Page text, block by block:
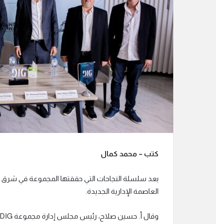
ر
و
ا
كتب – محمد كمال
العاصمة الإدارية الجديدة.